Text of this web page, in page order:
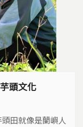
頭文化
田就像是蘭嶼人